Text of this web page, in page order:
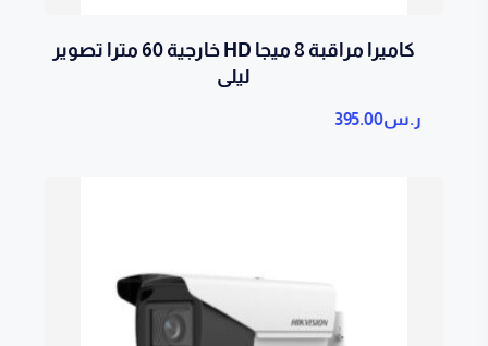
كاميرا مراقبة 8 ميجا HD خارجية 60 مترا تصوير
ليلى
ر.س395.00